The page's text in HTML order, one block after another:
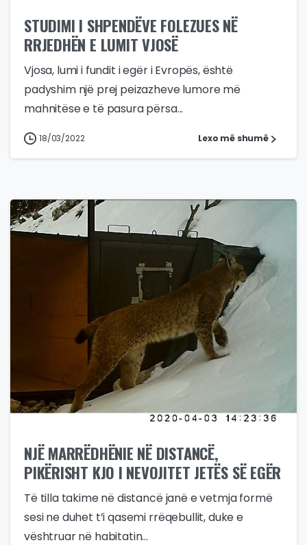
STUDIMI I SHPENDËVE FOLEZUES NË
RRJEDHËN E LUMIT VJOSË
Vjosa, lumi i fundit i egër i Evropës, është
padyshim një prej peizazheve lumore më
mahnitëse e të pasura përsa...
18/03/2022 Lexo më shumë
NJË MARRËDHËNIE NË DISTANCË,
PIKËRISHT KJO I NEVOJITET JETËS SË EGËR
Të tilla takime në distancë janë e vetmja formë
sesi ne duhet t’i qasemi rrëqebullit, duke e
vështruar në habitatin...